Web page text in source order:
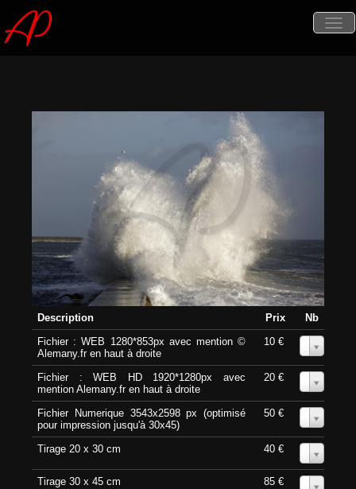
Description Prix
Nb
Fichier : WEB 1280*853px avec mention ©
Alemany.fr en haut à droite
10 €
Fichier : WEB HD 1920*1280px avec
mention Alemany.fr en haut à droite
20 €
Fichier Numerique 3543x2598 px (optimisé
pour impression jusqu'à 30x45)
50 €
Tirage 20 x 30 cm 40 €
Tirage 30 x 45 cm 85 €